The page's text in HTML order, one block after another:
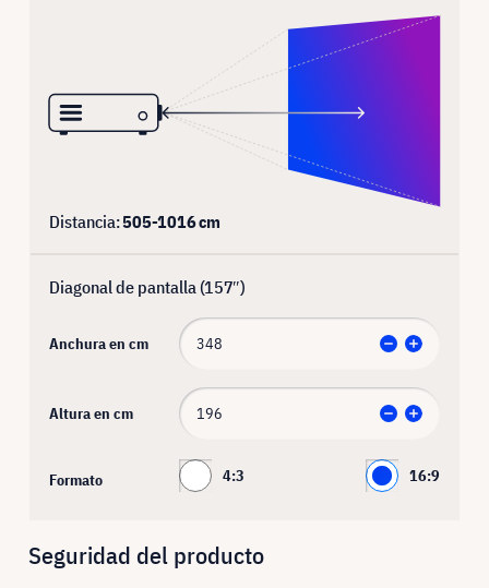
Distancia:505-1016cm
Diagonal de pantalla (157″)
Anchura en cm
Altura en cm
Formato 4:3 16:9
Seguridad del producto